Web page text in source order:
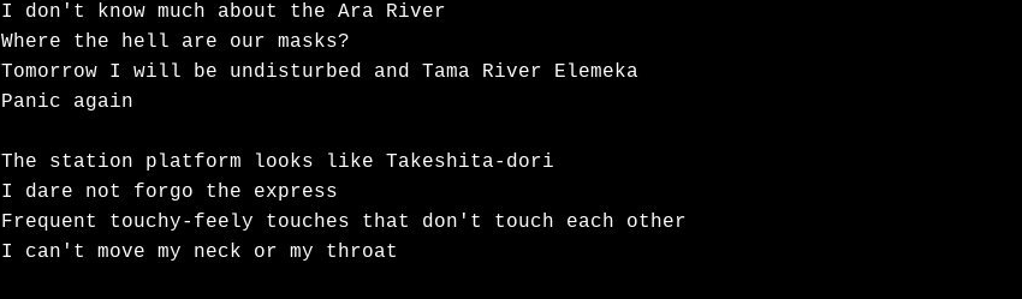
I don't know much about the Ara River
Where the hell are our masks?
Tomorrow I will be undisturbed and Tama River Elemeka
Panic again
The station platform looks like Takeshita-dori
I dare not forgo the express
Frequent touchy-feely touches that don't touch each other
I can't move my neck or my throat